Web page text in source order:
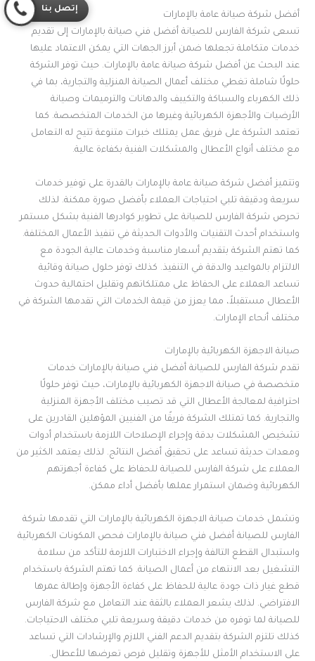
أفضل شركة صيانة عامة بالإمارات
تسعى شركة الفارس للصيانة أفضل فني صيانة بالإمارات إلى تقديم
خدمات متكاملة تجعلها ضمن أبرز الجهات التي يمكن الاعتماد عليها
عند البحث عن أفضل شركة صيانة عامة بالإمارات. حيث توفر الشركة
حلولًا شاملة تغطي مختلف أعمال الصيانة المنزلية والتجارية، بما في
ذلك الكهرباء والسباكة والتكييف والدهانات والترميمات وصيانة
الأرضيات والأجهزة الكهربائية وغيرها من الخدمات المتخصصة. كما
تعتمد الشركة على فريق عمل يمتلك خبرات متنوعة تتيح له التعامل
مع مختلف أنواع الأعطال والمشكلات الفنية بكفاءة عالية.
وتتميز أفضل شركة صيانة عامة بالإمارات بالقدرة على توفير خدمات
سريعة ودقيقة تلبي احتياجات العملاء بأفضل صورة ممكنة. لذلك
تحرص شركة الفارس للصيانة على تطوير كوادرها الفنية بشكل مستمر
واستخدام أحدث التقنيات والأدوات الحديثة في تنفيذ الأعمال المختلفة.
كما تهتم الشركة بتقديم أسعار مناسبة وخدمات عالية الجودة مع
الالتزام بالمواعيد والدقة في التنفيذ. كذلك توفر حلول صيانة وقائية
تساعد العملاء على الحفاظ على ممتلكاتهم وتقليل احتمالية حدوث
الأعطال مستقبلاً، مما يعزز من قيمة الخدمات التي تقدمها الشركة في
مختلف أنحاء الإمارات.
صيانة الاجهزة الكهربائية بالإمارات
تقدم شركة الفارس للصيانة أفضل فني صيانة بالإمارات خدمات
متخصصة في صيانة الاجهزة الكهربائية بالإمارات، حيث توفر حلولًا
احترافية لمعالجة الأعطال التي قد تصيب مختلف الأجهزة المنزلية
والتجارية. كما تمتلك الشركة فريقًا من الفنيين المؤهلين القادرين على
تشخيص المشكلات بدقة وإجراء الإصلاحات اللازمة باستخدام أدوات
ومعدات حديثة تساعد على تحقيق أفضل النتائج. لذلك يعتمد الكثير من
العملاء على شركة الفارس للصيانة للحفاظ على كفاءة أجهزتهم
الكهربائية وضمان استمرار عملها بأفضل أداء ممكن.
وتشمل خدمات صيانة الاجهزة الكهربائية بالإمارات التي تقدمها شركة
الفارس للصيانة أفضل فني صيانة بالإمارات فحص المكونات الكهربائية
واستبدال القطع التالفة وإجراء الاختبارات اللازمة للتأكد من سلامة
التشغيل بعد الانتهاء من أعمال الصيانة. كما تهتم الشركة باستخدام
قطع غيار ذات جودة عالية للحفاظ على كفاءة الأجهزة وإطالة عمرها
الافتراضي. لذلك يشعر العملاء بالثقة عند التعامل مع شركة الفارس
للصيانة لما توفره من خدمات دقيقة وسريعة تلبي مختلف الاحتياجات.
كذلك تلتزم الشركة بتقديم الدعم الفني اللازم والإرشادات التي تساعد
على الاستخدام الأمثل للأجهزة وتقليل فرص تعرضها للأعطال.
إتصل بنا